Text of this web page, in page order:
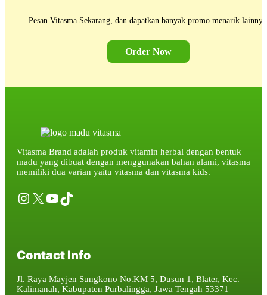
Pesan Vitasma Sekarang, dan dapatkan banyak promo menarik
Order Now
Vitasma Brand adalah produk vitamin herbal dengan bentuk
madu yang dibuat dengan menggunakan bahan alami, vitasma
memiliki dua varian yaitu vitasma dan vitasma kids.
Instagram
X YouTube
TikTok
Contact Info
Jl. Raya Mayjen Sungkono No.KM 5, Dusun 1, Blater, Kec.
Kalimanah, Kabupaten Purbalingga, Jawa Tengah 53371